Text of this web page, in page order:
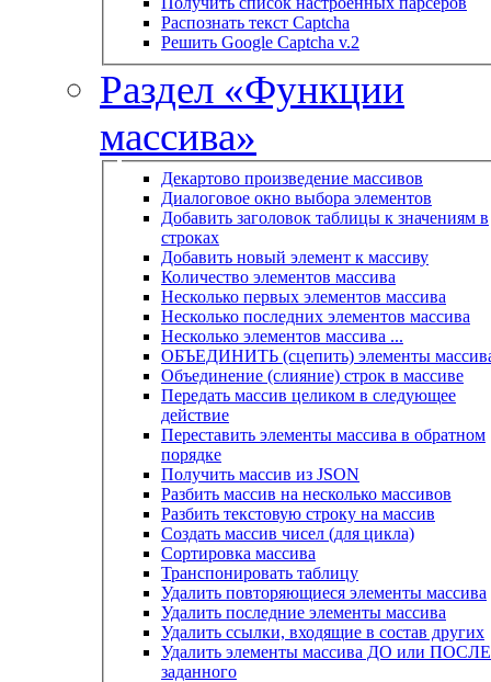
Распознать текст Captcha
Решить Google Captcha v.2
Раздел «Функции
массива»
Декартово произведение массивов
Диалоговое окно выбора элементов
Добавить заголовок таблицы к значениям в
строках
Добавить новый элемент к массиву
Количество элементов массива
Несколько первых элементов массива
Несколько последних элементов массива
Несколько элементов массива ...
ОБЪЕДИНИТЬ (сцепить) элементы
Объединение (слияние) строк в массиве
Передать массив целиком в следующее
действие
Переставить элементы массива в обратном
порядке
Получить массив из JSON
Разбить массив на несколько массивов
Разбить текстовую строку на массив
Создать массив чисел (для цикла)
Сортировка массива
Транспонировать таблицу
Удалить повторяющиеся элементы массива
Удалить последние элементы массива
Удалить ссылки, входящие в состав других
Удалить элементы массива ДО или ПОСЛЕ
заданного